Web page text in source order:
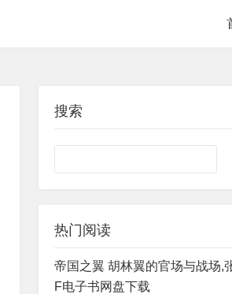
搜索
热门阅读
帝国之翼 胡林翼的官场与战场,
F电子书网盘下载